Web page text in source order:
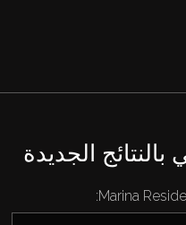
من نحن
بالنتائج الجديدة